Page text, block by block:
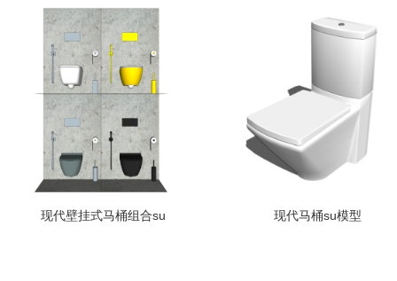
现代壁挂式马桶组合su 现代马桶su模型